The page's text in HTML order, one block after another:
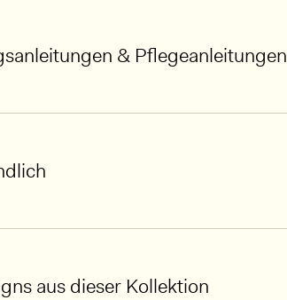
& Pflegeanleitungen
aus dieser Kollektion